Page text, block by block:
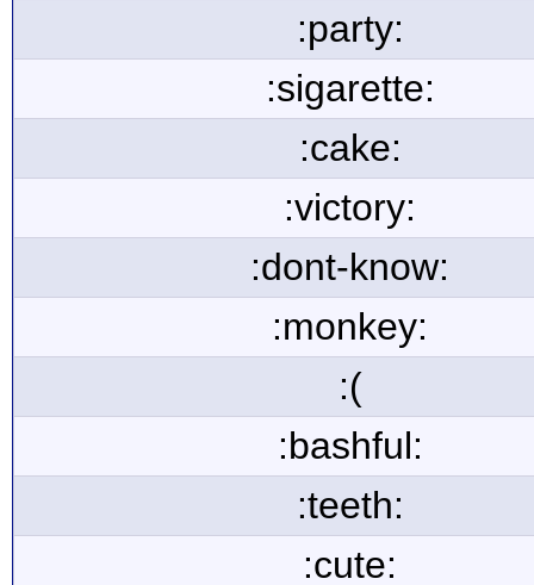
:party:
:sigarette:
:cake:
:victory:
:dont-know:
:monkey:
:(
:bashful:
:teeth:
:cute: